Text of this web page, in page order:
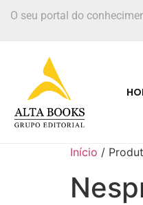
O seu portal do
Início /